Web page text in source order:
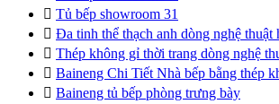
 Tủ bếp showroom 31
 Đa tinh thể thạch anh dòng nghệ thuật
 Thép không gỉ thời trang dòng nghệ
 Baineng Chi Tiết Nhà bếp bằng thép
 Baineng tủ bếp phòng trưng bày